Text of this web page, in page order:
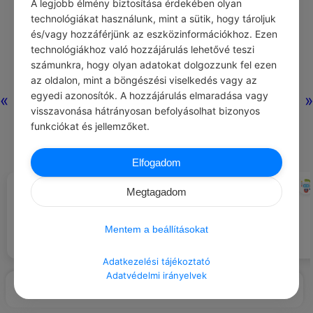
« »
#IDÉZETEK HATALOM
mindig titokban marad.
CHATGPT
A hegyi patakok tiszta vízéért.
A legjobb élmény biztosítása érdekében olyan
technológiákat használunk, mint a sütik, hogy tároljuk
és/vagy hozzáférjünk az eszközinformációkhoz. Ezen
technológiákhoz való hozzájárulás lehetővé teszi
számunkra, hogy olyan adatokat dolgozzunk fel ezen
az oldalon, mint a böngészési viselkedés vagy az
egyedi azonosítók. A hozzájárulás elmaradása vagy
visszavonása hátrányosan befolyásolhat bizonyos
funkciókat és jellemzőket.
Elfogadom
Megtagadom
Mentem a beállításokat
Adatkezelési tájékoztató
Adatvédelmi irányelvek